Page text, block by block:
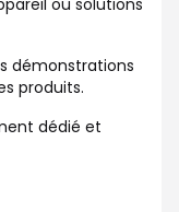
démonstrations
produits.
dédié et